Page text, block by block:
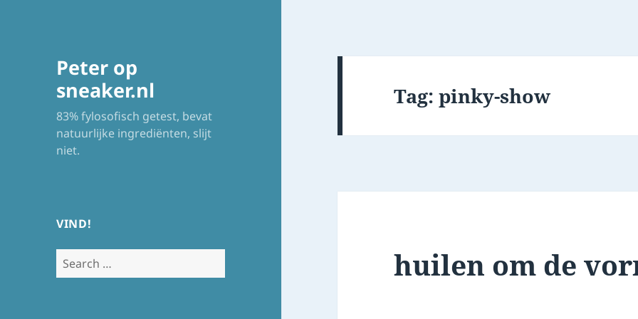
Peter op
sneaker.nl
83% fylosofisch getest, bevat
natuurlijke ingrediënten, slijt
niet.
VIND!
Search
for:
Tag:pinky-show
huilen om de